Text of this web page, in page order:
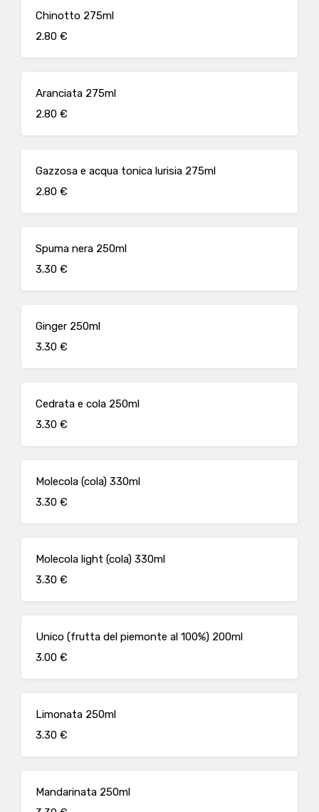
Chinotto 275ml
2.80 €
Aranciata 275ml
2.80 €
Gazzosa e acqua tonica lurisia 275ml
2.80 €
Spuma nera 250ml
3.30 €
Ginger 250ml
3.30 €
Cedrata e cola 250ml
3.30 €
Molecola (cola) 330ml
3.30 €
Molecola light (cola) 330ml
3.30 €
Unico (frutta del piemonte al 100%) 200ml
3.00 €
Limonata 250ml
3.30 €
Mandarinata 250ml